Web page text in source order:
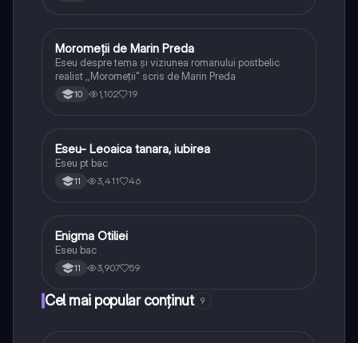
Limba și literatura română
Moromeții de Marin Preda
Eseu despre tema și viziunea romanului postbelic
realist ,,Moromeții" scris de Marin Preda
10 1,102 19
Limba și literatura română
Eseu- Leoaica tanara, iubirea
Eseu pt bac
11 3,411 46
Limba și literatura română
Enigma Otiliei
Eseu bac
11 3,907 59
Cel mai popular conținut 9